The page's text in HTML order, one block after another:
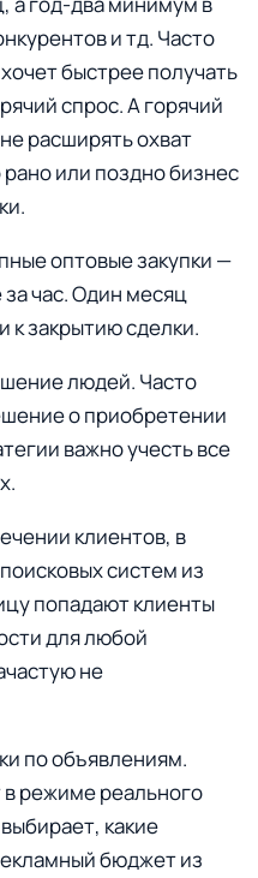
и тд. Часто
быстрее получать
спрос. А горячий
расширять охват
или поздно бизнес
оптовые закупки —
час. Один месяц
закрытию сделки.
людей. Часто
о приобретении
важно учесть все
клиентов, в
систем из
попадают клиенты
для любой
не
по объявлениям.
в режиме реального
какие
бюджет из